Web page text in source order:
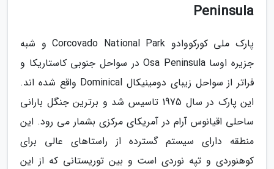
Peninsula
پارک ملی کورکووادو Corcovado National Park و شبه
جزیره اوسا Osa Peninsula در سواحل جنوبی کاستاریکا و
فراتر از سواحل زیبای دومینیکال Dominical واقع شده اند.
این پارک در سال 1975 تاسیس شد و برترین جنگل بارانی
ساحلی اقیانوس آرام در آمریکای مرکزی بشمار می رود. این
منطقه دارای سیستم گسترده از راستاهای عالی برای
کوهنوردی و تپه نوردی است و بین توریستانی که از این